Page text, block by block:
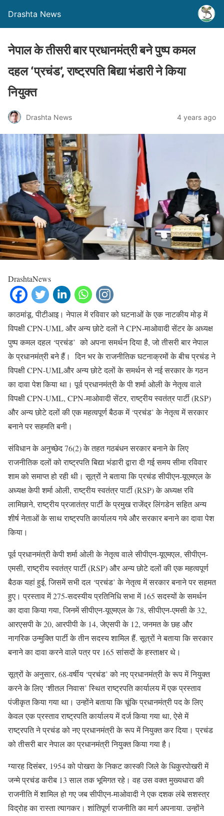
Drashta News
नेपाल के तीसरी बार प्रधानमंत्री बने पुष्प कमल
दहल ‘प्रचंड’, राष्ट्रपति बिद्या भंडारी ने किया
नियुक्त
Drashta News 4 years ago
DrashtaNews
काठमांडू, पीटीआइ। नेपाल में रविवार को घटनाओं के एक नाटकीय मोड़ में
विपक्षी CPN-UML और अन्य छोटे दलों ने CPN-माओवादी सेंटर के अध्यक्ष
पुष्प कमल दहल ‘प्रचंड’ को अपना समर्थन दिया है, जो तीसरी बार नेपाल
के प्रधानमंत्री बने हैं। दिन भर के राजनीतिक घटनाक्रमों के बीच प्रचंड ने
विपक्षी CPN-UMLऔर अन्य छोटे दलों के समर्थन से नई सरकार के गठन
का दावा पेश किया था। पूर्व प्रधानमंत्री के पी शर्मा ओली के नेतृत्व वाले
विपक्षी CPN-UML, CPN-माओवादी सेंटर, राष्ट्रीय स्वतंत्र पार्टी (RSP)
और अन्य छोटे दलों की एक महत्वपूर्ण बैठक में ‘प्रचंड’ के नेतृत्व में सरकार
बनाने पर सहमति बनी।
संविधान के अनुच्छेद 76(2) के तहत गठबंधन सरकार बनाने के लिए
राजनीतिक दलों को राष्ट्रपति बिद्या भंडारी द्वारा दी गई समय सीमा रविवार
शाम को समाप्त हो रही थी। सूत्रों ने बताया कि प्रचंड सीपीएन-यूएमएल के
अध्यक्ष केपी शर्मा ओली, राष्ट्रीय स्वतंत्र पार्टी (RSP) के अध्यक्ष रवि
लामिछाने, राष्ट्रीय प्रजातंत्र पार्टी के प्रमुख राजेंद्र लिंगडेन सहित अन्य
शीर्ष नेताओं के साथ राष्ट्रपति कार्यालय गये और सरकार बनाने का दावा पेश
किया।
पूर्व प्रधानमंत्री केपी शर्मा ओली के नेतृत्व वाले सीपीएन-यूएमएल, सीपीएन-
एमसी, राष्ट्रीय स्वतंत्र पार्टी (RSP) और अन्य छोटे दलों की एक महत्वपूर्ण
बैठक यहां हुई, जिसमें सभी दल ‘प्रचंड’ के नेतृत्व में सरकार बनाने पर सहमत
हुए। प्रस्ताव में 275-सदस्यीय प्रतिनिधि सभा में 165 सदस्यों के समर्थन
का दावा किया गया, जिनमें सीपीएन-यूएमएल के 78, सीपीएन-एमसी के 32,
आरएसपी के 20, आरपीपी के 14, जेएसपी के 12, जनमत के छह और
नागरिक उन्मुक्ति पार्टी के तीन सदस्य शामिल हैं. सूत्रों ने बताया कि सरकार
बनाने का दावा करने वाले पत्र पर 165 सांसदों के हस्ताक्षर थे।
सूत्रों के अनुसार, 68-वर्षीय ‘प्रचंड’ को नए प्रधानमंत्री के रूप में नियुक्त
करने के लिए ‘शीतल निवास’ स्थित राष्ट्रपति कार्यालय में एक प्रस्ताव
पंजीकृत किया गया था। उन्होंने बताया कि चूंकि प्रधानमंत्री पद के लिए
केवल एक प्रस्ताव राष्ट्रपति कार्यालय में दर्ज किया गया था, ऐसे में
राष्ट्रपति ने प्रचंड को नए प्रधानमंत्री के रूप में नियुक्त कर दिया। प्रचंड
को तीसरी बार नेपाल का प्रधानमंत्री नियुक्त किया गया है।
ग्यारह दिसंबर, 1954 को पोखरा के निकट कास्की जिले के धिकुरपोखरी में
जन्मे प्रचंड करीब 13 साल तक भूमिगत रहे। वह उस वक्त मुख्यधारा की
राजनीति में शामिल हो गए जब सीपीएन-माओवादी ने एक दशक लंबे सशस्त्र
विद्रोह का रास्ता त्यागकर। शांतिपूर्ण राजनीति का मार्ग अपनाया. उन्होंने